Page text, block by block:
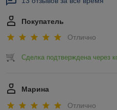
Покупатель
Отлично
Сделка подтверждена через
Марина
Отлично